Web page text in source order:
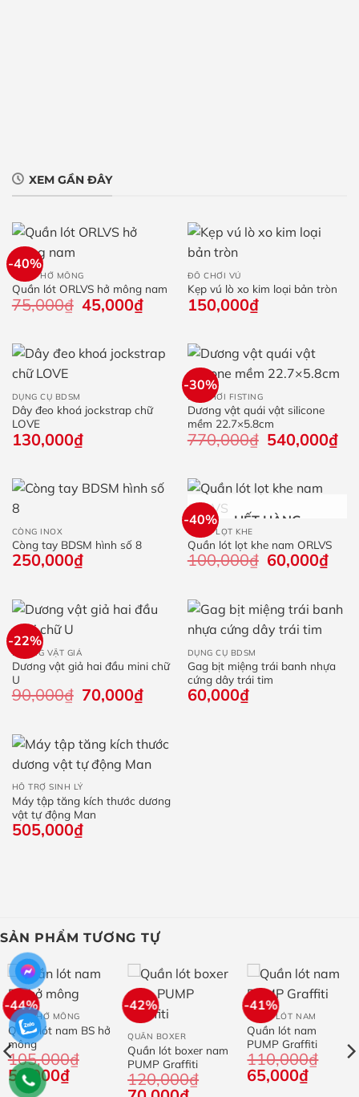
XEM GẦN ĐÂY
-40%
QUẦN HỞ MÔNG
Quần lót ORLVS hở mông nam
75,000₫ Giá
gốc
45,000₫Giá
hiện
45,000₫.
ĐỒ CHƠI VÚ
Kẹp vú lò xo kim loại bản tròn
150,000₫
DỤNG CỤ BDSM
Dây đeo khoá jockstrap chữ
LOVE
130,000₫
-30%
ĐỒ CHƠI FISTING
Dương vật quái vật silicone
mềm 22.7×5.8cm
770,000₫ Giá
gốc
540,000₫Giá
CÒNG INOX
Còng tay BDSM hình số 8
250,000₫
-40% HẾT HÀNG
QUẦN LỌT KHE
Quần lót lọt khe nam ORLVS
100,000₫ Giá
gốc
60,000₫Giá
hiện
-22%
DƯƠNG VẬT GIẢ
Dương vật giả hai đầu mini chữ
U
90,000₫ Giá
gốc
70,000₫Giá
hiện
70,000₫.
DỤNG CỤ BDSM
Gag bịt miệng trái banh nhựa
cứng dây trái tim
60,000₫
HỖ TRỢ SINH LÝ
Máy tập tăng kích thước dương
vật tự động Man
505,000₫
SẢN PHẨM TƯƠNG TỰ
-44%
QUẦN HỞ MÔNG
Quần lót nam BS hở
mông
105,000₫
Giá
gốc
59,000₫Giá
hiện
-42%
QUẦN BOXER
Quần lót boxer nam
PUMP Graffiti
120,000₫
Giá Giá
-41%
QUẦN LÓT NAM
Quần lót nam
PUMP Graffiti
110,000₫
Giá
gốc
65,000₫Giá